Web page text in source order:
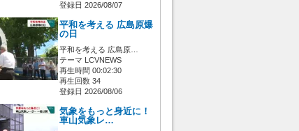
登録日 2026/08/07
平和を考える 広島原爆
の日
平和を考える 広島原…
テーマ LCVNEWS
再生時間 00:02:30
再生回数 34
登録日 2026/08/06
気象をもっと身近に！
車山気象レ…